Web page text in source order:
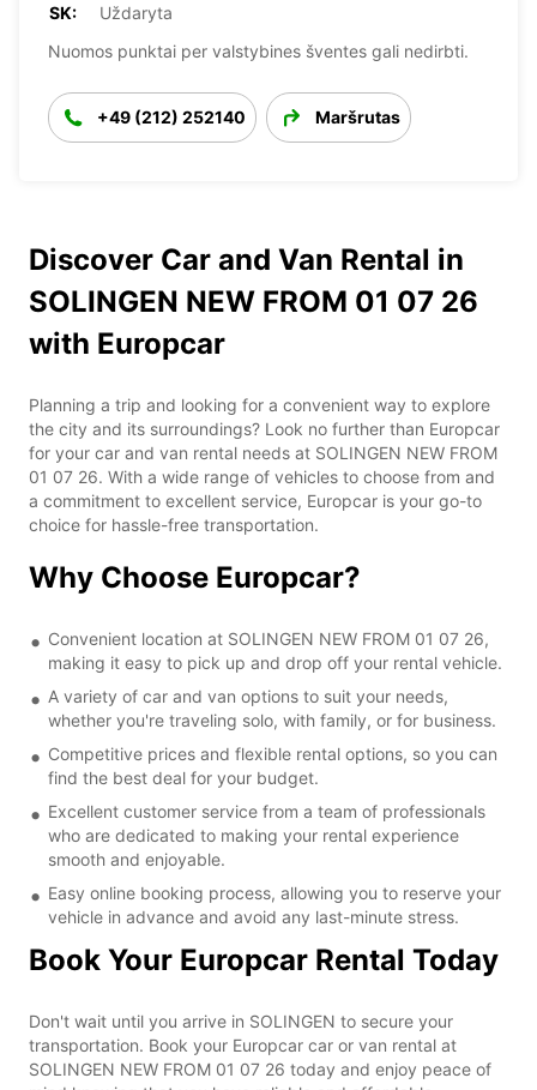
SK:
Uždaryta
Nuomos punktai per valstybines šventes gali nedirbti.
+49 (212) 252140 Maršrutas
Discover Car and Van Rental in
SOLINGEN NEW FROM 01 07 26
with Europcar
Planning a trip and looking for a convenient way to explore
the city and its surroundings? Look no further than Europcar
for your car and van rental needs at SOLINGEN NEW FROM
01 07 26. With a wide range of vehicles to choose from and
a commitment to excellent service, Europcar is your go-to
choice for hassle-free transportation.
Why Choose Europcar?
Convenient location at SOLINGEN NEW FROM 01 07 26,
making it easy to pick up and drop off your rental vehicle.
A variety of car and van options to suit your needs,
whether you're traveling solo, with family, or for business.
Competitive prices and flexible rental options, so you can
find the best deal for your budget.
Excellent customer service from a team of professionals
who are dedicated to making your rental experience
smooth and enjoyable.
Easy online booking process, allowing you to reserve your
vehicle in advance and avoid any last-minute stress.
Book Your Europcar Rental Today
Don't wait until you arrive in SOLINGEN to secure your
transportation. Book your Europcar car or van rental at
SOLINGEN NEW FROM 01 07 26 today and enjoy peace of